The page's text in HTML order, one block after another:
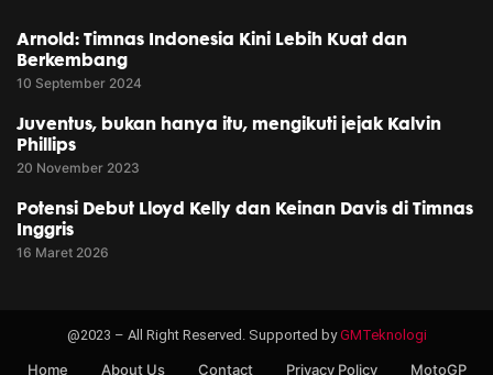
Arnold: Timnas Indonesia Kini Lebih Kuat dan
Berkembang
10 September 2024
Juventus, bukan hanya itu, mengikuti jejak Kalvin
Phillips
20 November 2023
Potensi Debut Lloyd Kelly dan Keinan Davis di Timnas
Inggris
16 Maret 2026
@2023 – All Right Reserved. Supported byGMTeknologi
Home About Us Contact Privacy Policy MotoGP